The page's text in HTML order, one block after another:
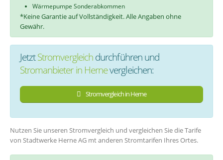
Wärmepumpe Sonderabkommen
*Keine Garantie auf Vollständigkeit. Alle Angaben ohne
Gewähr.
JetztStromvergleich durchführen und
Stromanbieter in Hernevergleichen:
Stromvergleich in Herne
Nutzen Sie unseren Stromvergleich und vergleichen Sie die Tarife
von Stadtwerke Herne AG mt anderen Stromtarifen Ihres Ortes.